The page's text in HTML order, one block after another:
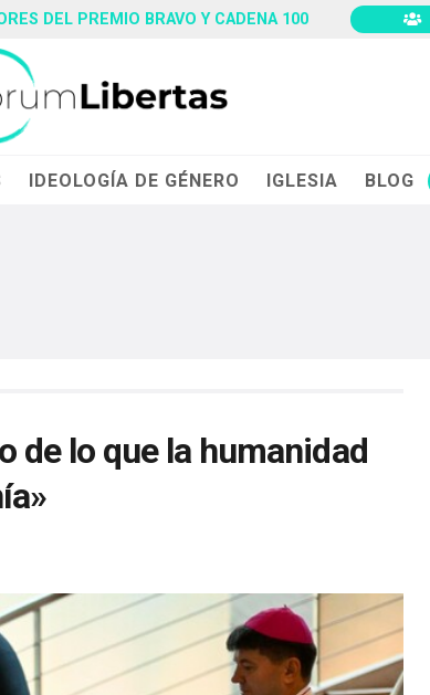
DEL PREMIO BRAVO Y CADENA 100
IDEOLOGÍA DE GÉNERO IGLESIA BLOG
de lo que la humanidad